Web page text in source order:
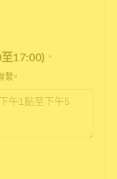
17:00) *
。